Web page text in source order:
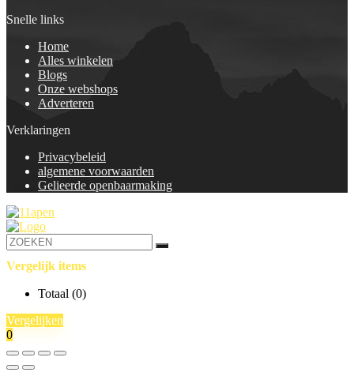
Snelle links
Home
Alles winkelen
Blogs
Onze webshops
Adverteren
Verklaringen
Privacybeleid
algemene voorwaarden
Gelieerde openbaarmaking
Vergelijk items
Totaal (0)
Vergelijken
0